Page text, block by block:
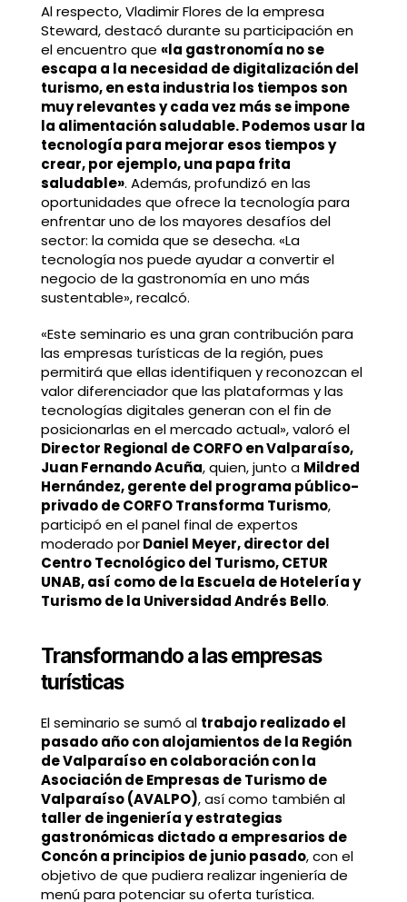
Al respecto, Vladimir Flores de la empresa
Steward, destacó durante su participación en
el encuentro que «la gastronomía no se
escapa a la necesidad de digitalización del
turismo, en esta industria los tiempos son
muy relevantes y cada vez más se impone
la alimentación saludable. Podemos usar la
tecnología para mejorar esos tiempos y
crear, por ejemplo, una papa frita
saludable». Además, profundizó en las
oportunidades que ofrece la tecnología para
enfrentar uno de los mayores desafíos del
sector: la comida que se desecha. «La
tecnología nos puede ayudar a convertir el
negocio de la gastronomía en uno más
sustentable», recalcó.
«Este seminario es una gran contribución para
las empresas turísticas de la región, pues
permitirá que ellas identifiquen y reconozcan el
valor diferenciador que las plataformas y las
tecnologías digitales generan con el fin de
posicionarlas en el mercado actual», valoró el
Director Regional de CORFO en Valparaíso,
Juan Fernando Acuña, quien, junto a Mildred
Hernández, gerente del programa público-
privado de CORFO Transforma Turismo,
participó en el panel final de expertos
moderado porDaniel Meyer, director del
Centro Tecnológico del Turismo, CETUR
UNAB, así como de la Escuela de Hotelería y
Turismo de la Universidad Andrés Bello.
Transformando a las empresas
turísticas
El seminario se sumó al trabajo realizado el
pasado año con alojamientos de la Región
de Valparaíso en colaboración con la
Asociación de Empresas de Turismo de
Valparaíso (AVALPO), así como también al
taller de ingeniería y estrategias
gastronómicas dictado a empresarios de
Concón a principios de junio pasado, con el
objetivo de que pudiera realizar ingeniería de
menú para potenciar su oferta turística.